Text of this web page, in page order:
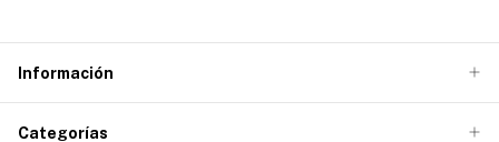
Información
Categorías